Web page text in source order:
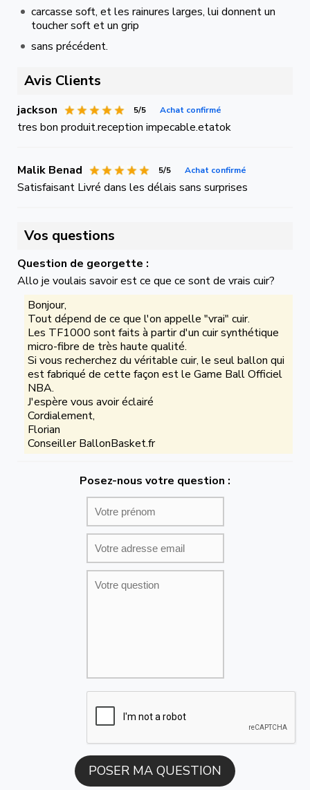
carcasse soft, et les rainures larges, lui donnent un
toucher soft et un grip
sans précédent.
Avis Clients
jackson 5/5 Achat confirmé
tres bon produit.reception impecable.etatok
Malik Benad 5/5 Achat confirmé
Satisfaisant Livré dans les délais sans surprises
Vos questions
Question de georgette :
Allo je voulais savoir est ce que ce sont de vrais cuir?
Bonjour,
Tout dépend de ce que l'on appelle "vrai" cuir.
Les TF1000 sont faits à partir d'un cuir synthétique
micro-fibre de très haute qualité.
Si vous recherchez du véritable cuir, le seul ballon qui
est fabriqué de cette façon est le Game Ball Officiel
NBA.
J'espère vous avoir éclairé
Cordialement,
Florian
Conseiller BallonBasket.fr
Posez-nous votre question :